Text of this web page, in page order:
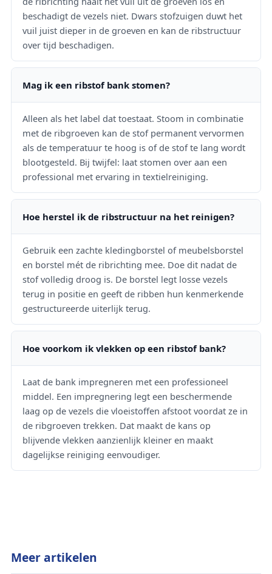
beschadigt de vezels niet. Dwars stofzuigen duwt het
vuil juist dieper in de groeven en kan de ribstructuur
over tijd beschadigen.
Mag ik een ribstof bank stomen?
Alleen als het label dat toestaat. Stoom in combinatie
met de ribgroeven kan de stof permanent vervormen
als de temperatuur te hoog is of de stof te lang wordt
blootgesteld. Bij twijfel: laat stomen over aan een
professional met ervaring in textielreiniging.
Hoe herstel ik de ribstructuur na het reinigen?
Gebruik een zachte kledingborstel of meubelsborstel
en borstel mét de ribrichting mee. Doe dit nadat de
stof volledig droog is. De borstel legt losse vezels
terug in positie en geeft de ribben hun kenmerkende
gestructureerde uiterlijk terug.
Hoe voorkom ik vlekken op een ribstof bank?
Laat de bank impregneren met een professioneel
middel. Een impregnering legt een beschermende
laag op de vezels die vloeistoffen afstoot voordat ze in
de ribgroeven trekken. Dat maakt de kans op
blijvende vlekken aanzienlijk kleiner en maakt
dagelijkse reiniging eenvoudiger.
Meer artikelen